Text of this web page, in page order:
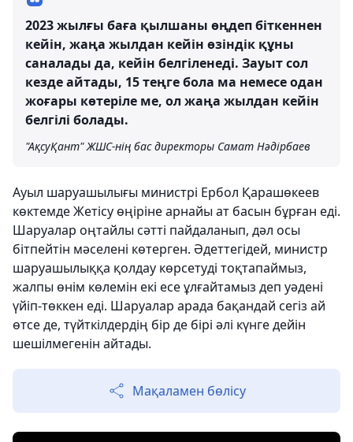
2023 жылғы баға қылшаны өңдеп біткеннен
кейін, жаңа жылдан кейін өзіндік құны
саналады да, кейін белгіленеді. Зауыт сол
кезде айтады, 15 теңге бола ма немесе одан
жоғары көтеріле ме, ол жаңа жылдан кейін
белгілі болады.
"АқсуҚант" ЖШС-нің бас директоры Самат Нәдірбаев
Ауыл шаруашылығы министрі Ербол Қарашөкеев
көктемде Жетісу өңіріне арнайы ат басын бұрған еді.
Шаруалар оңтайлы сәтті пайдаланып, дәл осы
бітпейтін мәселені көтерген. Әдеттегідей, министр
шаруашылыққа қолдау көрсетуді тоқтапаймыз,
жалпы өнім көлемін екі есе ұлғайтамыз деп уәдені
үйіп-төккен еді. Шаруалар арада бақандай сегіз ай
өтсе де, түйткілдердің бір де бірі әлі күнге дейін
шешілмегенін айтады.
Мақаламен бөлісу